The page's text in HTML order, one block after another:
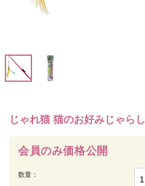
じゃれ猫 猫のお好みじゃらし
会員のみ価格公開
数量：